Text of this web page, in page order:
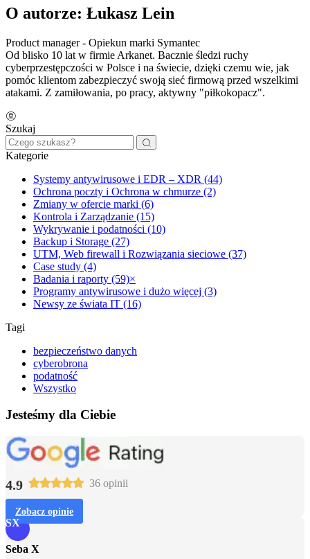
O autorze: Łukasz Lein
Product manager - Opiekun marki Symantec
Od blisko 10 lat w firmie Arkanet. Bacznie śledzi ruchy
cyberprzestępczości w Polsce i na świecie, dzięki czemu wie, jak
pomóc klientom zabezpieczyć swoją sieć firmową przed wszelkimi
atakami. Z zamiłowania, po pracy, aktywny "piłkokopacz".
Szukaj
Kategorie
Systemy antywirusowe i EDR – XDR (44)
Ochrona poczty i Ochrona w chmurze (2)
Zmiany w ofercie marki (6)
Kontrola i Zarządzanie (15)
Wykrywanie i podatności (10)
Backup i Storage (27)
UTM, Web firewall i Rozwiązania sieciowe (37)
Case study (4)
Badania i raporty (59)×
Programy antywirusowe i dużo więcej (3)
Newsy ze świata IT (16)
Tagi
bezpieczeństwo danych
cyberobrona
podatność
Wszystko
Jesteśmy dla Ciebie
4.9 36 opinii
Zobacz opinie
SX
Seba X